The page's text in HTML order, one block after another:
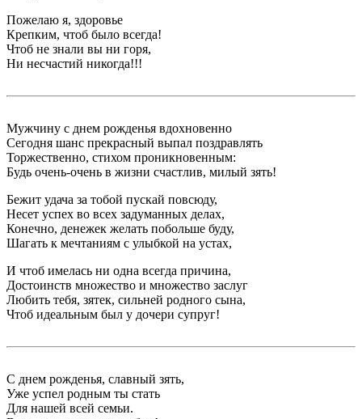
Пожелаю я, здоровье
Крепким, чтоб было всегда!
Чтоб не знали вы ни горя,
Ни несчастий никогда!!!
Мужчину с днем рожденья вдохновенно
Сегодня шанс прекрасный выпал поздравлять
Торжественно, стихом проникновенным:
Будь очень-очень в жизни счастлив, милый зять!
Бежит удача за тобой пускай повсюду,
Несет успех во всех задуманных делах,
Конечно, денежек желать побольше буду,
Шагать к мечтаниям с улыбкой на устах,
И чтоб имелась ни одна всегда причина,
Достоинств множество и множество заслуг
Любить тебя, зятек, сильней родного сына,
Чтоб идеальным был у дочери супруг!
С днем рожденья, славный зять,
Уже успел родным ты стать
Для нашей всей семьи.